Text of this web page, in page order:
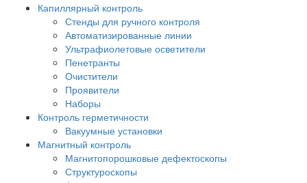
Капиллярный контроль
Стенды для ручного контроля
Автоматизированные линии
Ультрафиолетовые осветители
Пенетранты
Очистители
Проявители
Наборы
Контроль герметичности
Вакуумные установки
Магнитный контроль
Магнитопорошковые дефектоскопы
Структуроскопы